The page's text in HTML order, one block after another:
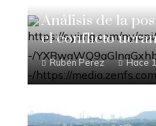
Análisis de la
el conflicto
Rubén Perez Hace